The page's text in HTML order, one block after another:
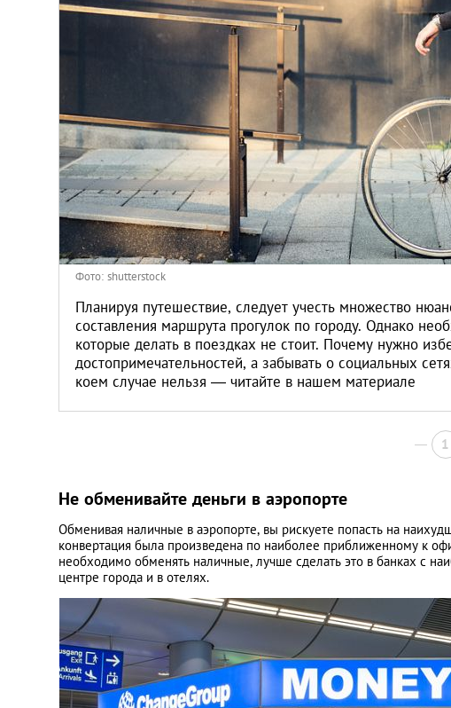
Лос-Анджелес
Париж
Паттайя
Пхукет
Санкт-Петербург
Фото: shutterstock
Планируя путешествие, следует учесть множество
составления маршрута прогулок по городу. Однако
которые делать в поездках не стоит. Почему нужно
достопримечательностей, а забывать о социальных
коем случае нельзя — читайте в нашем материале
1
Не обменивайте деньги в аэропорте
Обменивая наличные в аэропорте, вы рискуете попасть на
конвертация была произведена по наиболее приближенному к
необходимо обменять наличные, лучше сделать это в банках с
центре города и в отелях.